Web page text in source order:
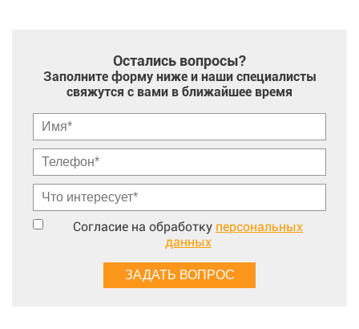
Остались вопросы?
Заполните форму ниже и наши специалисты
свяжутся с вами в ближайшее время
Согласие на обработку персональных
данных